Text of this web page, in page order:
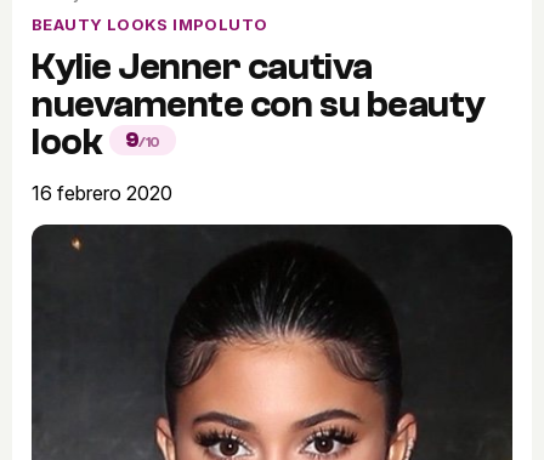
BEAUTY LOOKS IMPOLUTO
Kylie Jenner cautiva
nuevamente con su beauty
look
9/10
16 febrero 2020